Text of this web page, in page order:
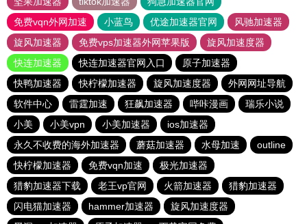
免费vqn外网加速
小蓝鸟 优途加速器官网
风驰加速器
旋风加速器
免费vps加速器外网苹果版
旋风加速度器
快连加速器
快连加速器官网入口
原子加速器
快鸭加速器
快柠檬加速器 旋风加速度器
外网网址导航
软件中心
雷霆加速 狂飙加速器 哔咔漫画
瑞乐小说
小美
小美vpn 小美加速器
ios加速器
永久不收费的海外加速器
蘑菇加速器 水母加速
outline
快柠檬加速器
免费vqn加速
极光加速器
猎豹加速器下载
老王vp官网 火箭加速器
猎豹加速器
闪电猫加速器
hammer加速器
旋风加速度器